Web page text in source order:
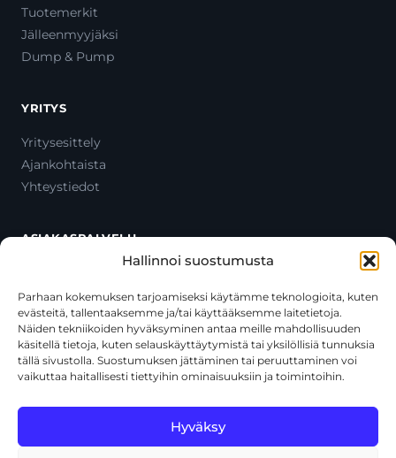
Hallinnoi suostumusta
Parhaan kokemuksen tarjoamiseksi käytämme teknologioita, kuten
evästeitä, tallentaaksemme ja/tai käyttääksemme laitetietoja.
Näiden tekniikoiden hyväksyminen antaa meille mahdollisuuden
käsitellä tietoja, kuten selauskäyttäytymistä tai yksilöllisiä tunnuksia
tällä sivustolla. Suostumuksen jättäminen tai peruuttaminen voi
vaikuttaa haitallisesti tiettyihin ominaisuuksiin ja toimintoihin.
Hyväksy
Tuotemerkit
Jälleenmyyjäksi
Dump & Pump
YRITYS
Yritysesittely
Ajankohtaista
Yhteystiedot
ASIAKASPALVELU
Oma tili
Maksutavat
Toimitustavat
Usein kysytyt kysymykset
+358 44 270 3795
asiakaspalvelu@toolcat.fi